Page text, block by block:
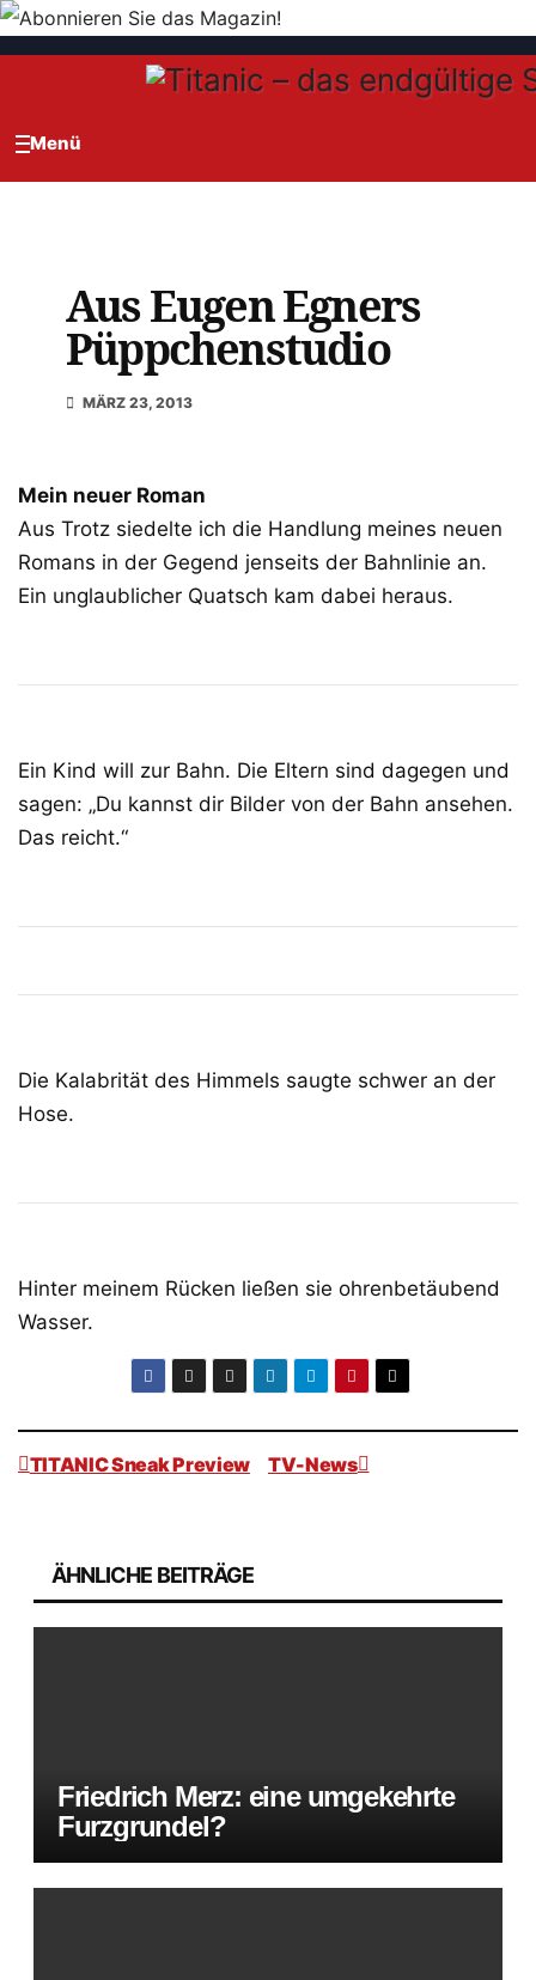
Zum
Aus Eugen Egners
Püppchenstudio
MÄRZ 23, 2013
Mein neuer Roman
Aus Trotz siedelte ich die Handlung meines neuen
Romans in der Gegend jenseits der Bahnlinie an.
Ein unglaublicher Quatsch kam dabei heraus.
Ein Kind will zur Bahn. Die Eltern sind dagegen und
sagen: „Du kannst dir Bilder von der Bahn ansehen.
Das reicht.“
Die Kalabrität des Himmels saugte schwer an der
Hose.
Hinter meinem Rücken ließen sie ohrenbetäubend
Wasser.
TV-News
TITANIC Sneak Preview
ÄHNLICHE BEITRÄGE
Friedrich Merz: eine umgekehrte
Furzgrundel?